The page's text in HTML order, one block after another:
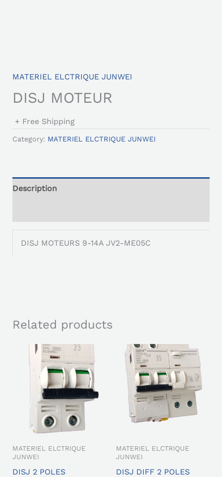
MATERIEL ELCTRIQUE JUNWEI
DISJ MOTEUR
+ Free Shipping
Category: MATERIEL ELCTRIQUE JUNWEI
Description
DISJ MOTEURS 9-14A JV2-ME05C
Related products
MATERIEL ELCTRIQUE
JUNWEI
DISJ 2 POLES
MATERIEL ELCTRIQUE
JUNWEI
DISJ DIFF 2 POLES